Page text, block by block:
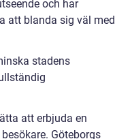
och har
att blanda sig väl med
stadens
att erbjuda en
Göteborgs